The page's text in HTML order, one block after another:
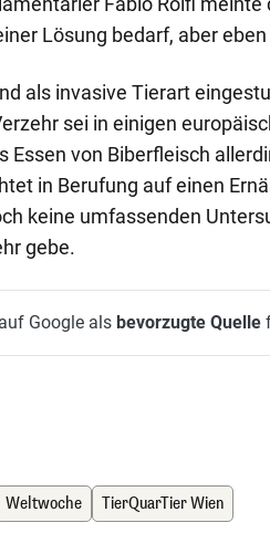
Lösung bedarf, aber
als invasive Tierart
sei in einigen
Essen von Biberfleisch
in Berufung auf einen
keine umfassenden
gebe.
Google als bevorzugte Quelle
Weltwoche TierQuarTier Wien